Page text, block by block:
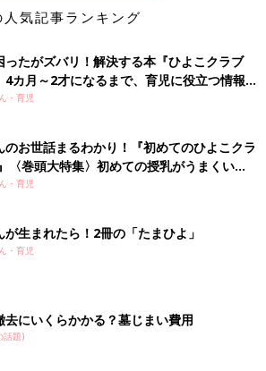
しして2～4cm長さに切る。ベーコンは
切りにする。ミックスベジタブルは加熱解
乳を入れて、卵黄をつぶしながら混ぜ合
1）を入れて野菜がやわらかくなるまで煮
る。水溶き片栗粉を加えてとろみをつ
をふる。
じとブロッコリーの焼きうどん （離乳
気記事ランキング
ったがズバリ！解決する本『ひよこクラブ
カ月～2才になるまで、育児に役立つ情報が
！
・育児
のお世話まるわかり！『初めてのひよこクラ
〈巻頭大特集〉初めての授乳がうまくい
ぱい・ミルクの基本と夏のトラブル 解決テ
・育児
が生まれたら！2冊の「たまひよ」
・育児
去にいくらかかる？墓じまい費用
話題)